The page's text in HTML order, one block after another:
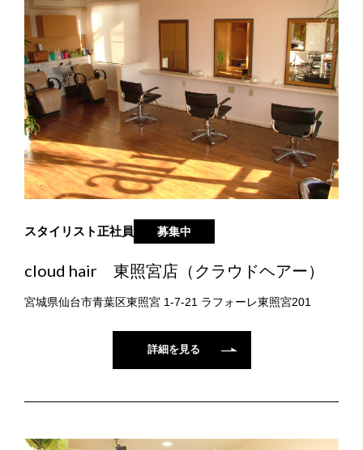
スタイリスト正社員 募集中
cloud hair 東照宮店（クラウドヘアー）
宮城県仙台市青葉区東照宮 1-7-21 ラフォーレ東照宮201
詳細を見る